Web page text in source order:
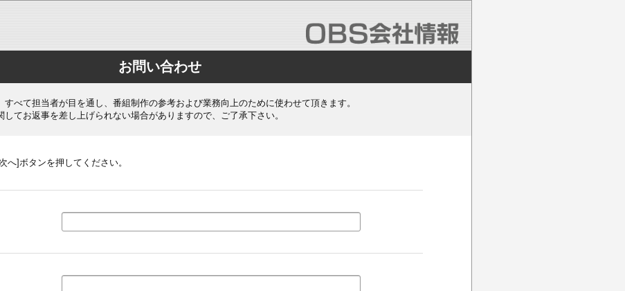
お問い合わせ
べて担当者が目を通し、番組制作の参考および業務向上のために使わせて頂きます。
てお返事を差し上げられない場合がありますので、ご了承下さい。
へ]ボタンを押してください。